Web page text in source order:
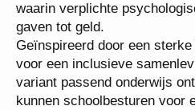
waarin verplichte
gaven tot geld.
Geïnspireerd door een
voor een inclusieve
variant passend onderwijs
kunnen schoolbesturen voor